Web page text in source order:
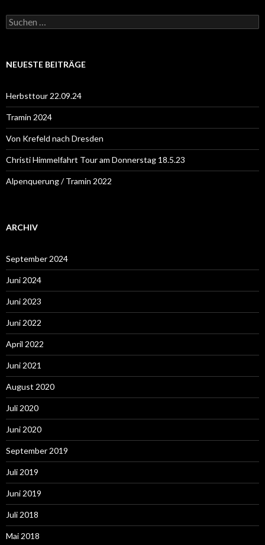
S
u
e
a
c
h
:
NEUESTE BEITRÄGE
Herbsttour 22.09.24
Tramin 2024
Von Krefeld nach Dresden
Christi Himmelfahrt Tour am Donnerstag 18.5.23
Alpenquerung / Tramin 2022
ARCHIV
September 2024
Juni 2024
Juni 2023
Juni 2022
April 2022
Juni 2021
August 2020
Juli 2020
Juni 2020
September 2019
Juli 2019
Juni 2019
Juli 2018
Mai 2018